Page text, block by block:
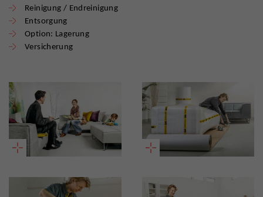
Reinigung / Endreinigung
Entsorgung
Option: Lagerung
Versicherung